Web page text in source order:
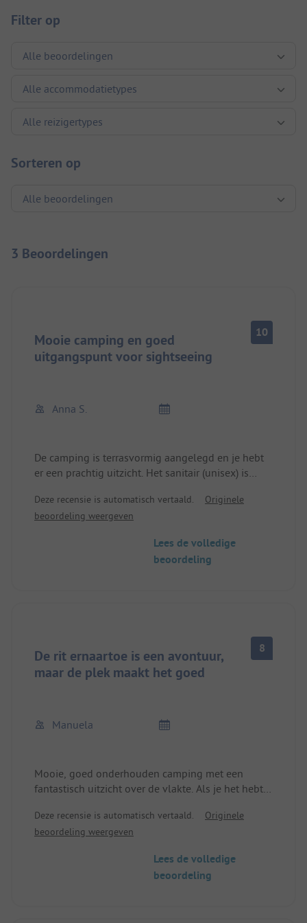
Filter op
Sorteren op
3 Beoordelingen
Mooie camping en goed
uitgangspunt voor sightseeing
10
Anna S.
De camping is terrasvormig aangelegd en je hebt
er een prachtig uitzicht. Het sanitair (unisex) is
behulpzaam.
Er is een verwarmd zwembad, een kleine speeltuin
Het is ongeveer 20-30 minuten lopen van de
camping naar Gordes en ongeveer 1 uur met de
Deze recensie is automatisch vertaald.
Originele
beoordeling weergeven
Lees de volledige
beoordeling
De rit ernaartoe is een avontuur,
maar de plek maakt het goed
8
Manuela
Mooie, goed onderhouden camping met een
fantastisch uitzicht over de vlakte. Als je het hebt
camping zouden bereiken en ik was blij dat ik niet
met het team over de kleine kronkelweggetjes
Zeer schoon sanitair met een extra wasruimte voor
Deze recensie is automatisch vertaald.
Originele
beoordeling weergeven
Lees de volledige
beoordeling